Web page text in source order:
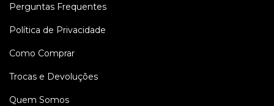
Perguntas Frequentes
Política de Privacidade
Como Comprar
Trocas e Devoluções
Quem Somos